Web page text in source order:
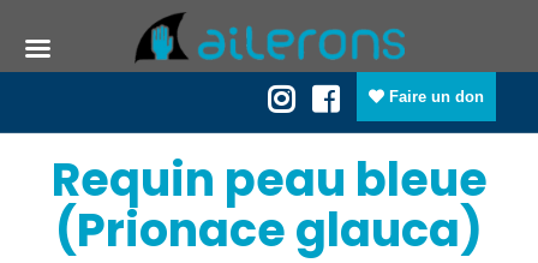
Faire un don
Requin peau bleue
(Prionace glauca)